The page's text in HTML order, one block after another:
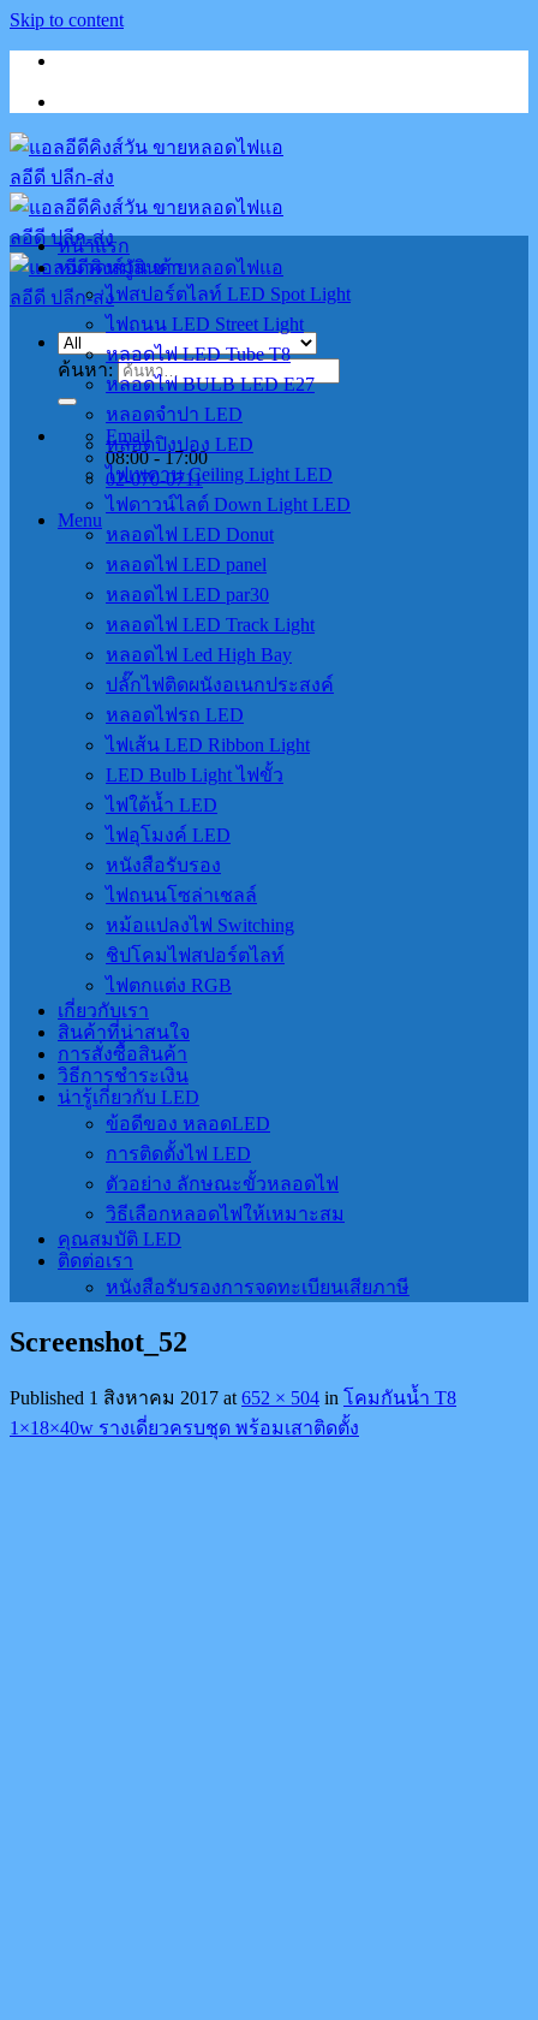
Skip to content
ค้นหา:
Email
08:00 - 17:00
02-070-0711
Menu
หน้าแรก
หมวดหมู่สินค้า
ไฟสปอร์ตไลท์ LED Spot Light
ไฟถนน LED Street Light
หลอดไฟ LED Tube T8
หลอดไฟ BULB LED E27
หลอดจำปา LED
หลอดปิงปอง LED
ไฟเพดาน Ceiling Light LED
ไฟดาวน์ไลต์ Down Light LED
หลอดไฟ LED Donut
หลอดไฟ LED panel
หลอดไฟ LED par30
หลอดไฟ LED Track Light
หลอดไฟ Led High Bay
ปลั๊กไฟติดผนังอเนกประสงค์
หลอดไฟรถ LED
ไฟเส้น LED Ribbon Light
LED Bulb Light ไฟขั้ว
ไฟใต้น้ำ LED
ไฟอุโมงค์ LED
หนังสือรับรอง
ไฟถนนโซล่าเชลล์
หม้อแปลงไฟ Switching
ชิปโคมไฟสปอร์ตไลท์
ไฟตกแต่ง RGB
เกี่ยวกับเรา
สินค้าที่น่าสนใจ
การสั่งซื้อสินค้า
วิธีการชำระเงิน
น่ารู้เกี่ยวกับ LED
ข้อดีของ หลอดLED
การติดตั้งไฟ LED
ตัวอย่าง ลักษณะขั้วหลอดไฟ
วิธีเลือกหลอดไฟให้เหมาะสม
คุณสมบัติ LED
ติดต่อเรา
หนังสือรับรองการจดทะเบียนเสียภาษี
Screenshot_52
Published 1 สิงหาคม 2017 at 652 × 504 in โคมกันน้ำ T8
1×18×40w รางเดี่ยวครบชุด พร้อมเสาติดตั้ง